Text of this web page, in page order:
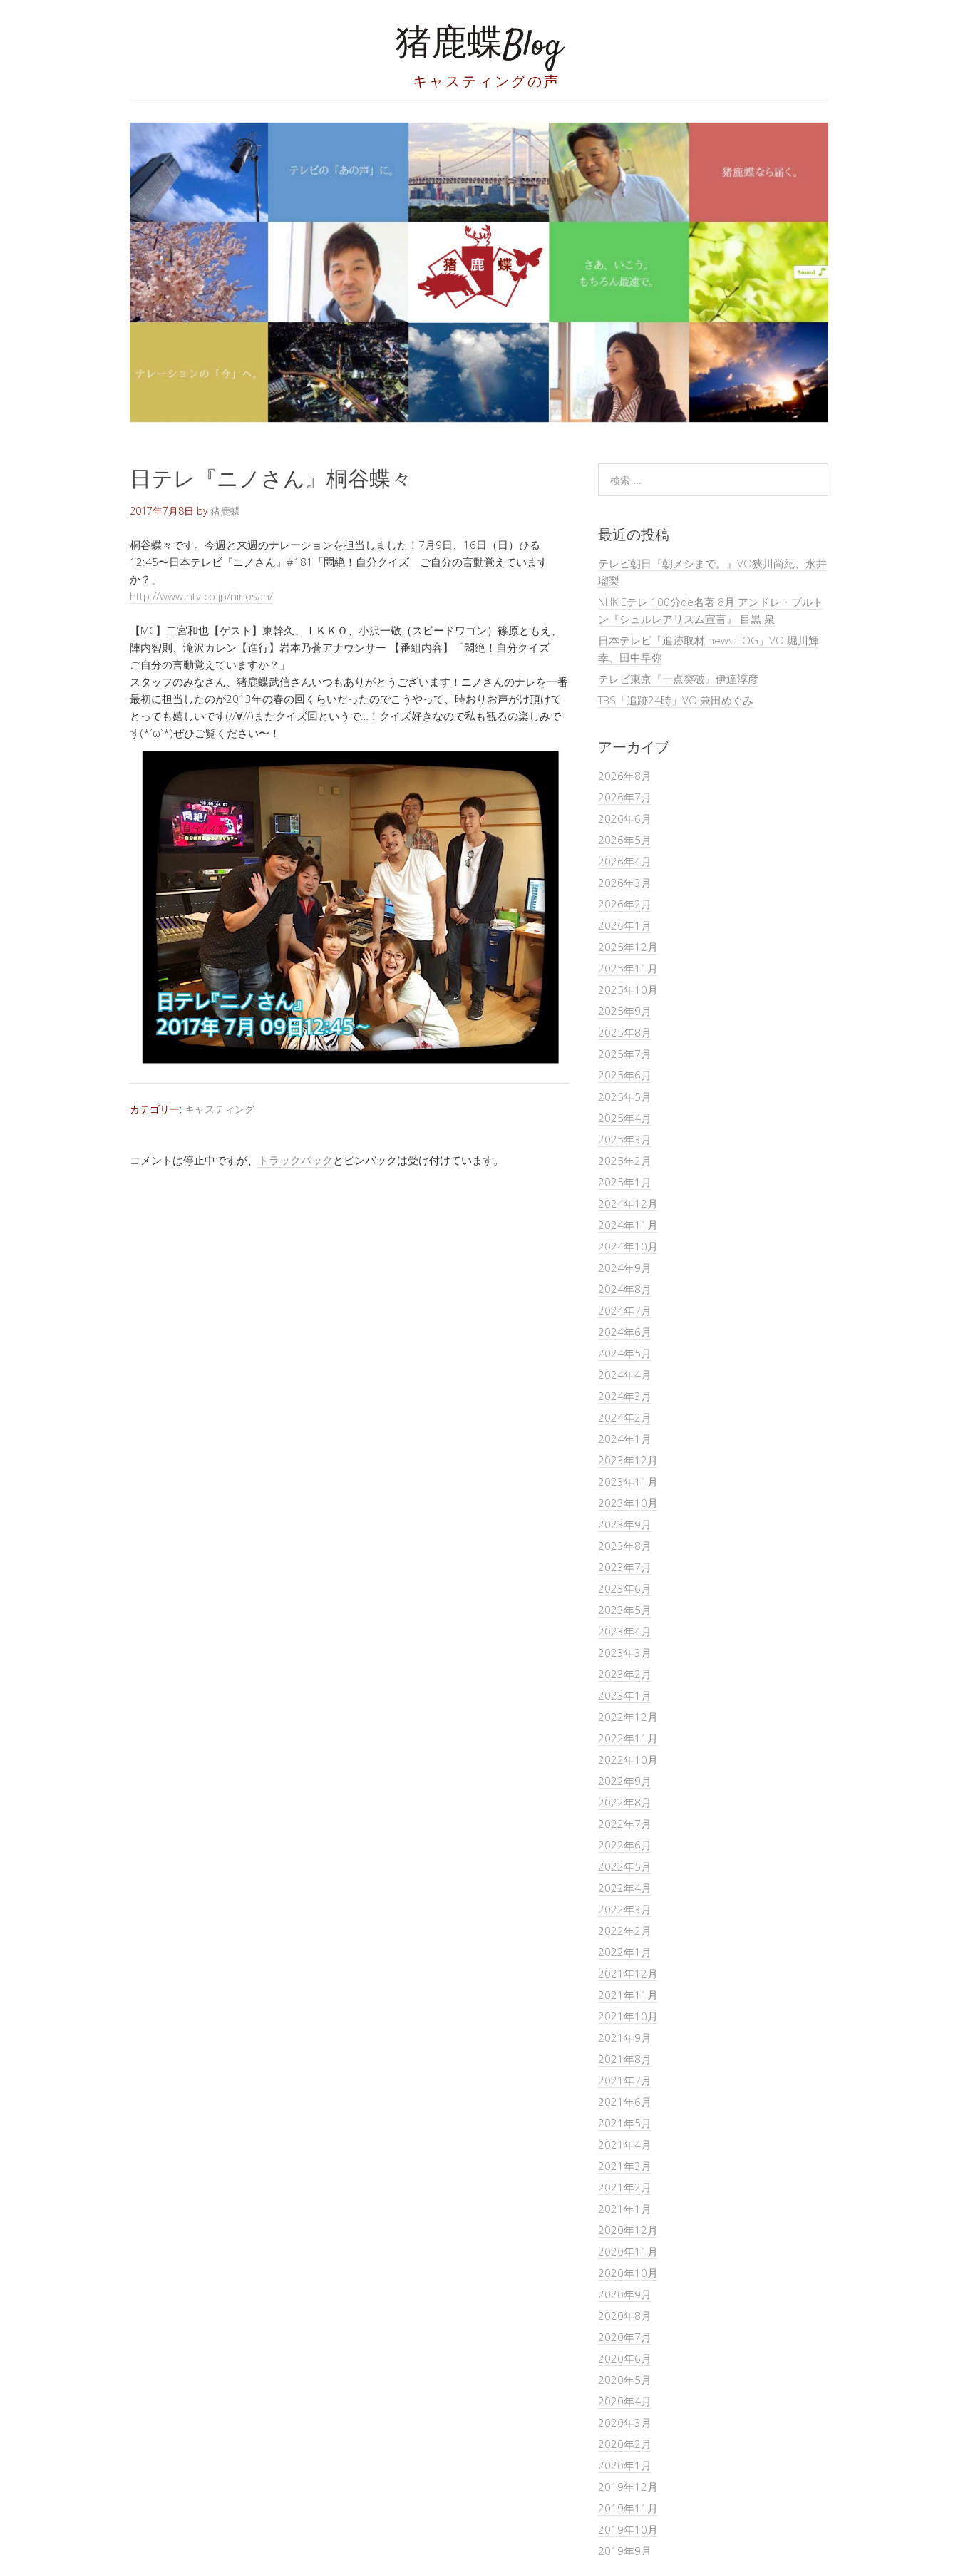
猪鹿蝶Blog
キャスティングの声
日テレ『ニノさん』桐谷蝶々
2017年7月8日 by猪鹿蝶
桐谷蝶々です。今週と来週のナレーションを担当しました！7月9日、16日（日）ひる
12:45〜日本テレビ『ニノさん』#181「悶絶！自分クイズ ご自分の言動覚えています
か？」
http://www.ntv.co.jp/ninosan/
【MC】二宮和也【ゲスト】東幹久、ＩＫＫＯ、小沢一敬（スピードワゴン）篠原ともえ、
陣内智則、滝沢カレン【進行】岩本乃蒼アナウンサー 【番組内容】「悶絶！自分クイズ
ご自分の言動覚えていますか？」
スタッフのみなさん、猪鹿蝶武信さんいつもありがとうございます！ニノさんのナレを一番
最初に担当したのが2013年の春の回くらいだったのでこうやって、時おりお声がけ頂けて
とっても嬉しいです(//∀//)またクイズ回というで…！クイズ好きなので私も観るの楽しみで
す(*´ω`*)ぜひご覧ください〜！
カテゴリー: キャスティング
コメントは停止中ですが、 トラックバック とピンバックは受け付けています。
最近の投稿
テレビ朝日『朝メシまで。』VO狭川尚紀、永井
瑠梨
NHK Eテレ 100分de名著 8月 アンドレ・ブルト
ン『シュルレアリスム宣言』 目黒 泉
日本テレビ「追跡取材 news LOG」VO.堀川輝
幸、田中早弥
テレビ東京『一点突破』伊達淳彦
TBS「追跡24時」VO.兼田めぐみ
アーカイブ
2026年8月
2026年7月
2026年6月
2026年5月
2026年4月
2026年3月
2026年2月
2026年1月
2025年12月
2025年11月
2025年10月
2025年9月
2025年8月
2025年7月
2025年6月
2025年5月
2025年4月
2025年3月
2025年2月
2025年1月
2024年12月
2024年11月
2024年10月
2024年9月
2024年8月
2024年7月
2024年6月
2024年5月
2024年4月
2024年3月
2024年2月
2024年1月
2023年12月
2023年11月
2023年10月
2023年9月
2023年8月
2023年7月
2023年6月
2023年5月
2023年4月
2023年3月
2023年2月
2023年1月
2022年12月
2022年11月
2022年10月
2022年9月
2022年8月
2022年7月
2022年6月
2022年5月
2022年4月
2022年3月
2022年2月
2022年1月
2021年12月
2021年11月
2021年10月
2021年9月
2021年8月
2021年7月
2021年6月
2021年5月
2021年4月
2021年3月
2021年2月
2021年1月
2020年12月
2020年11月
2020年10月
2020年9月
2020年8月
2020年7月
2020年6月
2020年5月
2020年4月
2020年3月
2020年2月
2020年1月
2019年12月
2019年11月
2019年10月
2019年9月